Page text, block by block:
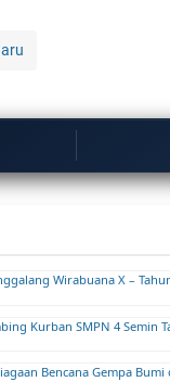
Wirabuana X –
Kurban SMPN 4 Semin
Bencana Gempa Bumi